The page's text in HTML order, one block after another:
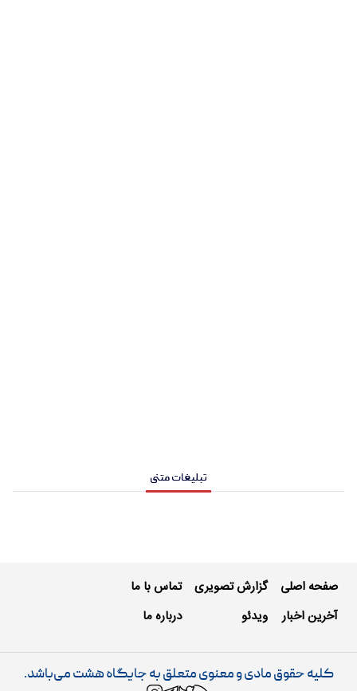
تبلیغات متنی
صفحه اصلی
آخرین اخبار
گزارش تصویری
ویدئو
تماس با ما
درباره ما
کلیه حقوق مادی و معنوی متعلق به جایگاه هشت می‌باشد.